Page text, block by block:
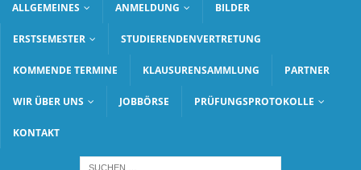
ALLGEMEINES ANMELDUNG BILDER
ERSTSEMESTER STUDIERENDENVERTRETUNG
KOMMENDE TERMINE KLAUSURENSAMMLUNG PARTNER
WIR ÜBER UNS JOBBÖRSE PRÜFUNGSPROTOKOLLE
KONTAKT